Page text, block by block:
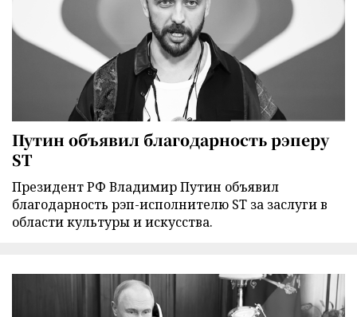
Путин объявил благодарность рэперу
ST
Президент РФ Владимир Путин объявил
благодарность рэп-исполнителю ST за заслуги в
области культуры и искусства.